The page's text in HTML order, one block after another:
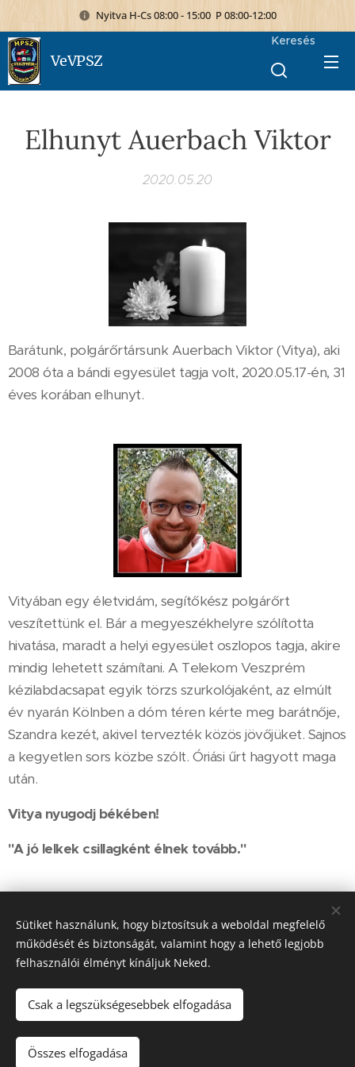
Nyitva H-Cs 08:00 - 15:00 P 08:00-12:00
VeVPSZ
Keresés
Elhunyt Auerbach Viktor
2020.05.20
Barátunk, polgárőrtársunk Auerbach Viktor (Vitya), aki
2008 óta a bándi egyesület tagja volt, 2020.05.17-én, 31
éves korában elhunyt.
Vityában egy életvidám, segítőkész polgárőrt
veszítettünk el. Bár a megyeszékhelyre szólította
hivatása, maradt a helyi egyesület oszlopos tagja, akire
mindig lehetett számítani. A Telekom Veszprém
kézilabdacsapat egyik törzs szurkolójaként, az elmúlt
év nyarán Kölnben a dóm téren kérte meg barátnője,
Szandra kezét, akivel tervezték közös jövőjüket. Sajnos
a kegyetlen sors közbe szólt. Óriási űrt hagyott maga
után.
Vitya nyugodj békében!
"A jó lelkek csillagként élnek tovább."
Share
© 2022 Veszprém Megyei Polgárőrségek Szövetsége - Minden jog
Készítette:Nagy Zoltán
Sütiket használunk, hogy biztosítsuk a weboldal megfelelő
működését és biztonságát, valamint hogy a lehető legjobb
felhasználói élményt kínáljuk Neked.
Csak a legszükségesebbek elfogadása
Összes elfogadása